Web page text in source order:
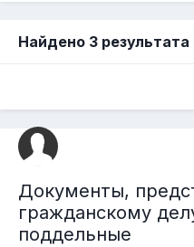
Найдено 3 результата
Документы,
гражданскому
поддельные